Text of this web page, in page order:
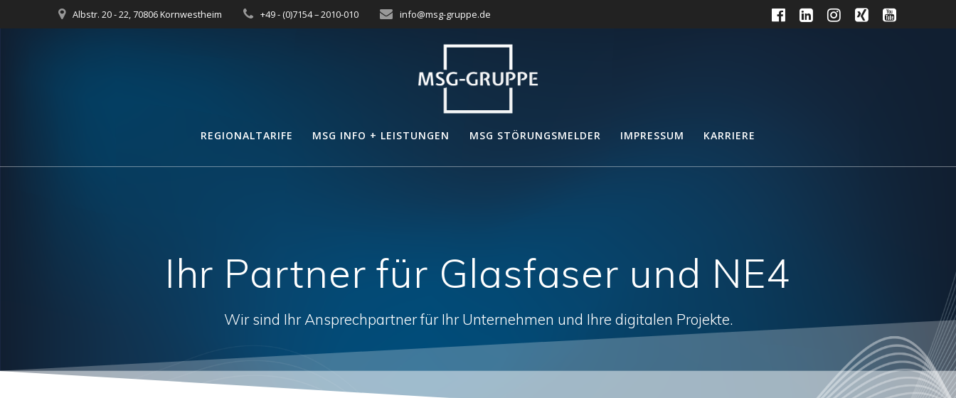
Inhalt
Albstr. 20 - 22, 70806 Kornwestheim +49 - (0)7154 – 2010-010 info@msg-gruppe.de
REGIONALTARIFE MSG INFO + LEISTUNGEN MSG STÖRUNGSMELDER IMPRESSUM KARRIERE
Ihr Partner für Glasfaser und NE4
Wir sind Ihr Ansprechpartner für Ihr Unternehmen und Ihre digitalen Projekte.